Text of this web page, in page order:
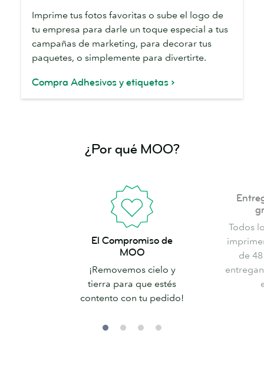
Imprime tus fotos favoritas o sube el logo de
tu empresa para darle un toque especial a tus
campañas de marketing, para decorar tus
paquetes, o simplemente para divertirte.
Compra Adhesivos y etiquetas
¿Por qué MOO?
Compromiso
El Compromiso de
MOO
¡Removemos cielo y
tierra para que estés
contento con tu pedido!
Entrega
gratuita
Todos
de